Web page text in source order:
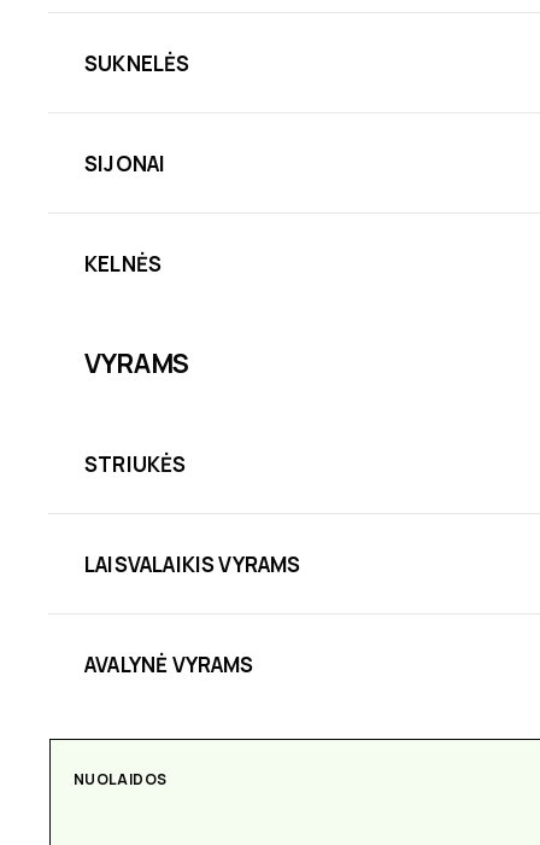
SUKNELĖS
SIJONAI
KELNĖS
VYRAMS
STRIUKĖS
LAISVALAIKIS VYRAMS
AVALYNĖ VYRAMS
NUOLAIDOS